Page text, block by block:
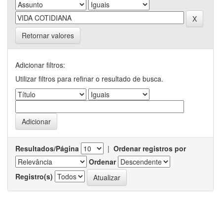
Retornar valores
Adicionar filtros:
Utilizar filtros para refinar o resultado de busca.
Resultados/Página | Ordenar registros por
Ordenar
Registro(s)